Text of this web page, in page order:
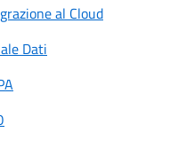
al Cloud
Dati